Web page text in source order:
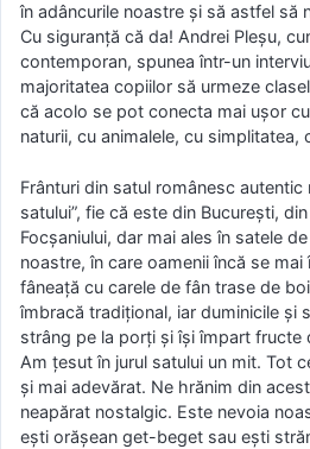
în adâncurile noastre și să astfel să
Cu siguranță că da! Andrei Pleșu,
contemporan, spunea într-un
majoritatea copiilor să urmeze
că acolo se pot conecta mai ușor
naturii, cu animalele, cu simplitatea,
Frânturi din satul românesc autentic
satului”, fie că este din București,
Focșaniului, dar mai ales în satele
noastre, în care oamenii încă se
fâneață cu carele de fân trase de
îmbracă tradițional, iar duminicile și
strâng pe la porți și își împart fructe
Am țesut în jurul satului un mit. Tot
și mai adevărat. Ne hrănim din
neapărat nostalgic. Este nevoia
ești orășean get-beget sau ești